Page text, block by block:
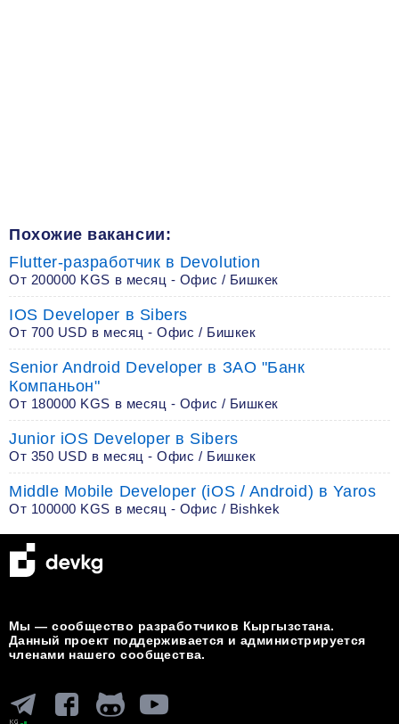
Похожие вакансии:
Flutter-разработчик в Devolution
От 200000 KGS в месяц - Офис / Бишкек
IOS Developer в Sibers
От 700 USD в месяц - Офис / Бишкек
Senior Android Developer в ЗАО "Банк
Компаньон"
От 180000 KGS в месяц - Офис / Бишкек
Junior iOS Developer в Sibers
От 350 USD в месяц - Офис / Бишкек
Middle Mobile Developer (iOS / Android) в Yaros
От 100000 KGS в месяц - Офис / Bishkek
Мы — сообщество разработчиков Кыргызстана.
Данный проект поддерживается и администрируется
членами нашего сообщества.